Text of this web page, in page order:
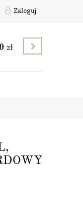
Zaloguj
zł